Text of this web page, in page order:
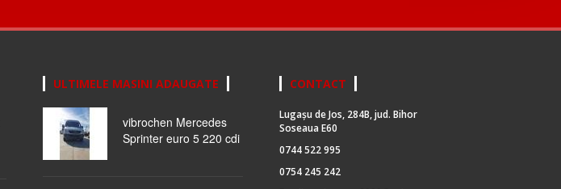
ULTIMELE MASINI ADAUGATE
vibrochen Mercedes
Sprinter euro 5 220 cdi
CONTACT
Lugașu de Jos, 284B, jud. Bihor
Soseaua E60
0744 522 995
0754 245 242